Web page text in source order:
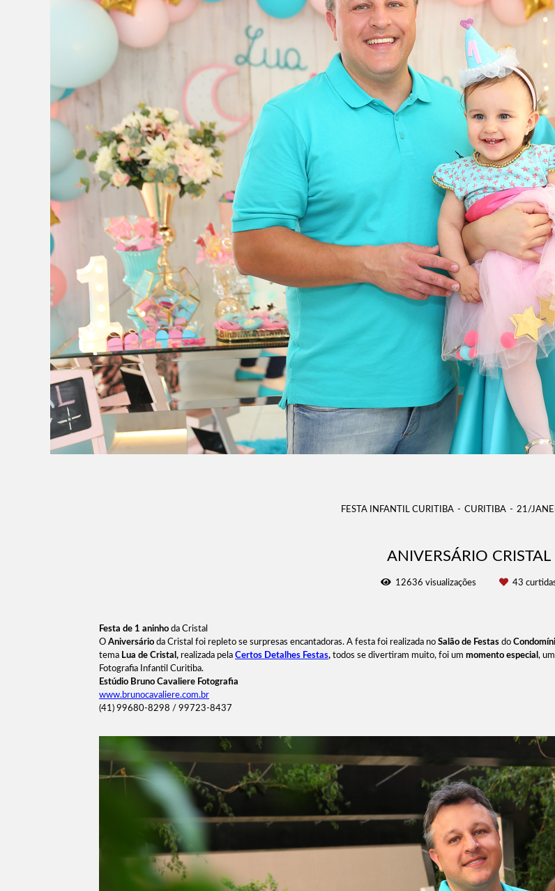
FESTA INFANTIL CURITIBA CURITIBA 21/
ANIVERSÁRIO CRISTAL
12636 visualizações 43
Festa de 1 aninho da Cristal
O Aniversário da Cristal foi repleto se surpresas encantadoras. A festa foi realizada no Salão de Festas do
tema Lua de Cristal, realizada pela Certos Detalhes Festas, todos se divertiram muito, foi um momento especial ,
Fotografia Infantil Curitiba.
Estúdio Bruno Cavaliere Fotografia
www.brunocavaliere.com.br
(41) 99680-8298 / 99723-8437